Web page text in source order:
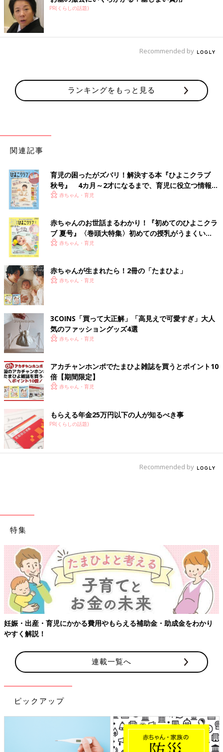
PR(くらしの話題)
Recommended by
ランキングをもっと見る
関連記事
育児の困ったがズバリ！解決する本『ひよこクラブ
秋号』 4カ月～2才になるまで、育児に役立つ情報が
いっぱい！
赤ちゃん・育児
赤ちゃんのお世話まるわかり！『初めてのひよこクラ
ブ 夏号』〈巻頭大特集〉初めての授乳がうまくい
く！ おっぱい・ミルクの基本と夏のトラブル 解決テ
赤ちゃん・育児
赤ちゃんが生まれたら！2冊の「たまひよ」
赤ちゃん・育児
3COINS「買って大正解」「高見えで可愛すぎ」大人
気のファッショングッズ4選
赤ちゃん・育児
アカチャンホンポでたまひよ雑誌を買うとポイント10
倍【期間限定】
赤ちゃん・育児
もらえる年金25万円以下の人が知るべき事
PR(くらしの話題)
Recommended by
特集
【ワクチン接種できるものも】妊婦の感染症対策、知っておいて！
連載一覧へ
ピックアップ